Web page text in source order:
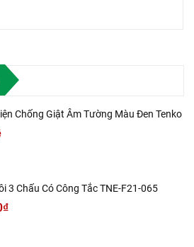
Chống Giật Âm Tường Màu Đen Tenko
3 Chấu Có Công Tắc TNE-F21-065